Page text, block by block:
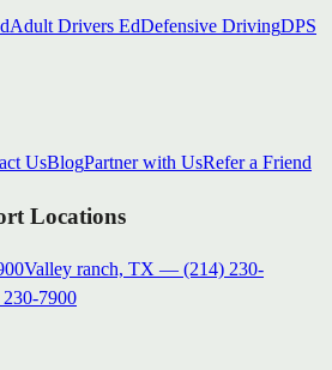
Adult Drivers EdDefensive DrivingDPS
UsBlogPartner with UsRefer a Friend
Locations
Valley ranch, TX — (214) 230-
7900